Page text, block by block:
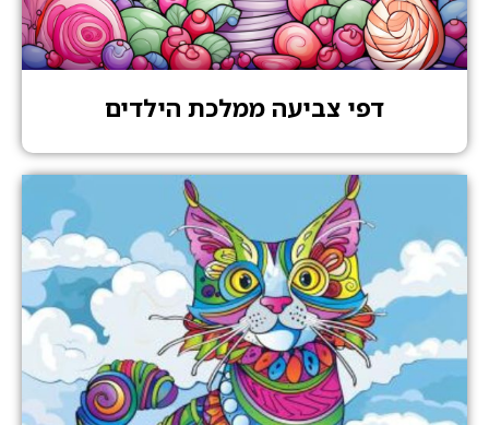
דפי צביעה ממלכת הילדים